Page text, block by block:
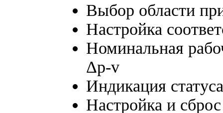
Выбор области
Настройка
Номинальная
Δp-v
Индикация статуса
Настройка и